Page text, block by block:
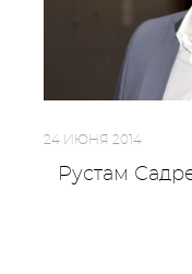
24 ИЮНЯ 2014
Рустам